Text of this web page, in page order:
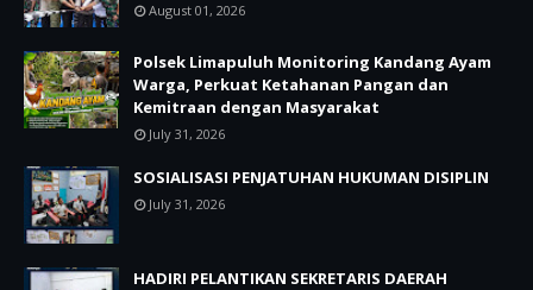
August 01, 2026
Polsek Limapuluh Monitoring Kandang Ayam
Warga, Perkuat Ketahanan Pangan dan
Kemitraan dengan Masyarakat
July 31, 2026
SOSIALISASI PENJATUHAN HUKUMAN DISIPLIN
July 31, 2026
HADIRI PELANTIKAN SEKRETARIS DAERAH